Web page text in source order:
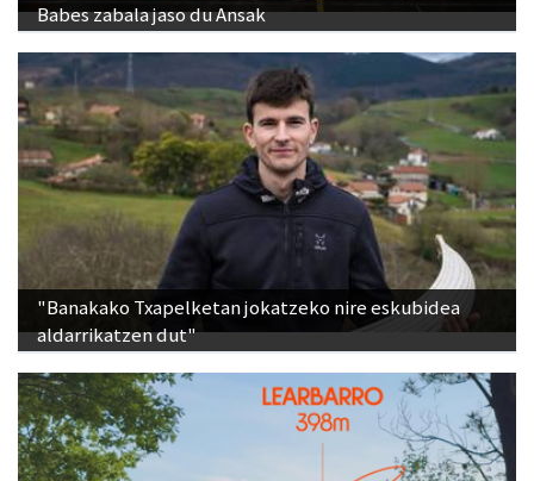
Babes zabala jaso du Ansak
"Banakako Txapelketan jokatzeko nire eskubidea
aldarrikatzen dut"